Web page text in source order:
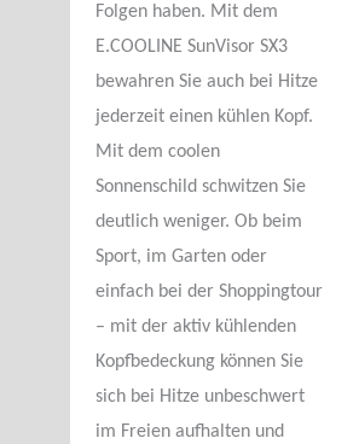
Folgen haben. Mit dem
E.COOLINE SunVisor SX3
bewahren Sie auch bei Hitze
jederzeit einen kühlen Kopf.
Mit dem coolen
Sonnenschild schwitzen Sie
deutlich weniger. Ob beim
Sport, im Garten oder
einfach bei der Shoppingtour
– mit der aktiv kühlenden
Kopfbedeckung können Sie
sich bei Hitze unbeschwert
im Freien aufhalten und